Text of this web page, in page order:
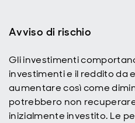
Avviso di rischio
Gli investimenti
investimenti e il reddito da
aumentare così come
potrebbero non
inizialmente investito. Le